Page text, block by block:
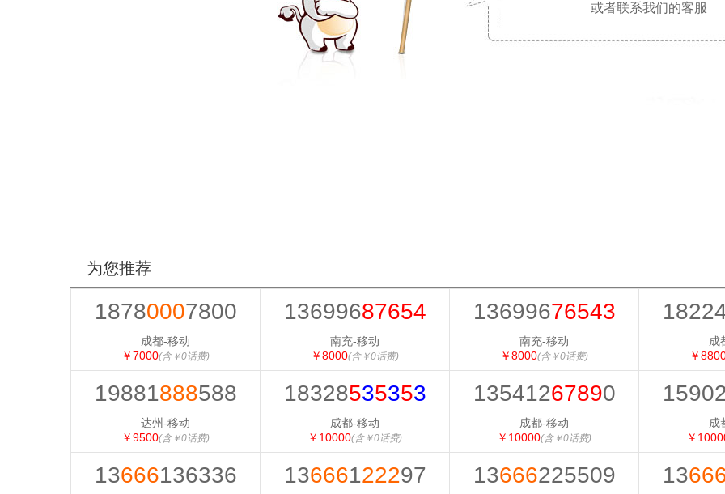
或者联系我们的客服
为您推荐
18780007800
成都-移动
￥7000(含￥0话费)
13699687654
南充-移动
￥8000(含￥0话费)
13699676543
南充-移动
￥8000(含￥0话费)
成
￥
19881888588
达州-移动
￥9500(含￥0话费)
18328535353
成都-移动
￥10000(含￥0话费)
13541267890
成都-移动
￥10000(含￥0话费)
成
￥
13666136336 13666122297 13666225509 13